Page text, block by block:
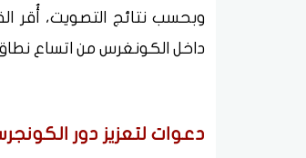
داخل الكونغرس من اتساع
دعوات لتعزيز دور